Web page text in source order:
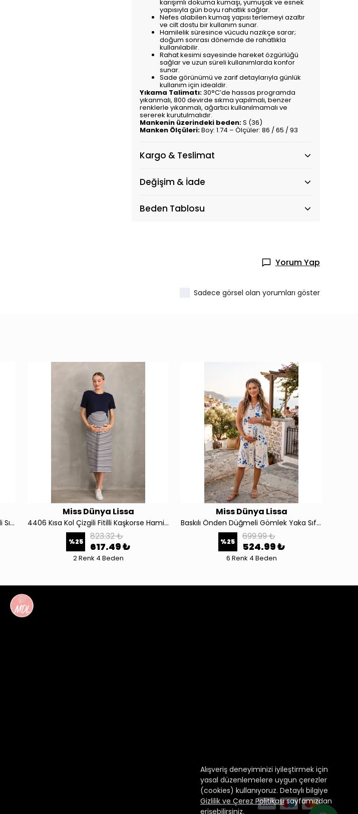
Alışveriş deneyiminizi iyileştirmek için
yasal düzenlemelere uygun çerezler
(cookies) kullanıyoruz. Detaylı bilgiye
Gizlilik ve Çerez Politikasısayfamızdan
erişebilirsiniz.
karışımlı dokuma kumaşı, yumuşak ve esnek
yapısıyla gün boyu rahatlık sağlar.
Nefes alabilen kumaş yapısı terlemeyi azaltır
ve cilt dostu bir kullanım sunar.
Hamilelik süresince vücudu nazikçe sarar;
doğum sonrası dönemde de rahatlıkla
kullanılabilir.
Rahat kesimi sayesinde hareket özgürlüğü
sağlar ve uzun süreli kullanımlarda konfor
sunar.
Sade görünümü ve zarif detaylarıyla günlük
kullanım için idealdir.
Yıkama Talimatı:30°C’de hassas programda
yıkanmalı, 800 devirde sıkma yapılmalı, benzer
renklerle yıkanmalı, ağartıcı kullanılmamalı ve
sererek kurutulmalıdır.
Mankenin üzerindeki beden:S (36)
Manken Ölçüleri:Boy: 1.74 – Ölçüler: 86 / 65 / 93
Kargo & Teslimat
Değişim & İade
Beden Tablosu
Yorum Yap
Sadece görsel olan yorumları göster
Linea Hamile ve Lohusa V Yaka Çizgili Sıfır Kol Elbise 4554
Miss Dünya Lissa
4406 Kısa Kol Çizgili Fitilli Kaşkorse Hamile ve Lohusa Tshirt Elbise
%25 823.32 ₺
617.49 ₺
2 Renk 4 Beden
Miss Dünya Lissa
Baskılı Önden Düğmeli Gömlek Yaka Sıfır Kol Hamile ve Lohusa Elbise 4570
%25 699.99 ₺
524.99 ₺
6 Renk 4 Beden